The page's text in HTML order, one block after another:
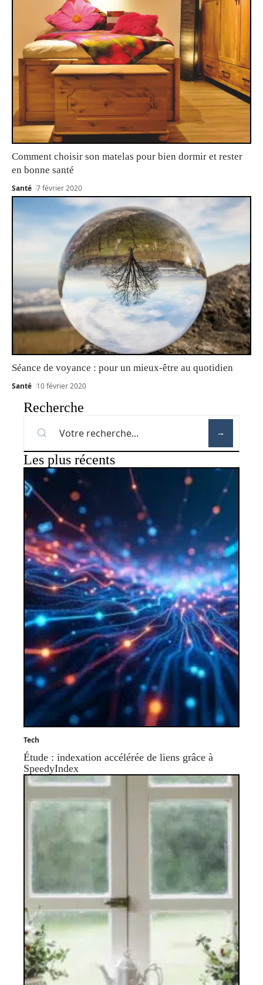
Comment choisir son matelas pour bien dormir et rester
en bonne santé
Santé 7 février 2020
Séance de voyance : pour un mieux-être au quotidien
Santé 10 février 2020
Recherche
Les plus récents
Tech
Étude : indexation accélérée de liens grâce à
SpeedyIndex